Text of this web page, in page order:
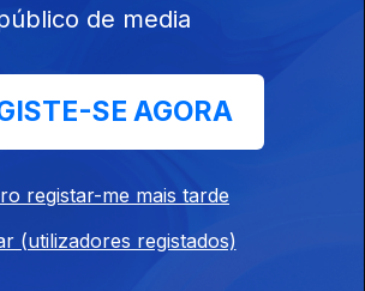
06 jul. 2018
de media
SE AGORA
registar-me mais tarde
(utilizadores registados)